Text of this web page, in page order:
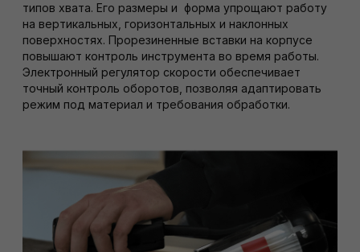
типов хвата. Его размеры и форма упрощают работу
на вертикальных, горизонтальных и наклонных
поверхностях. Прорезиненные вставки на корпусе
повышают контроль инструмента во время работы.
Электронный регулятор скорости обеспечивает
точный контроль оборотов, позволяя адаптировать
режим под материал и требования обработки.